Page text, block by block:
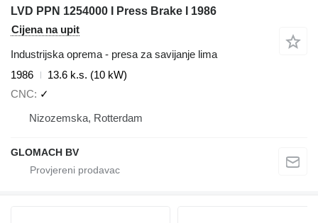
LVD PPN 1254000 I Press Brake I 1986
Cijena na upit
Industrijska oprema - presa za savijanje lima
1986
13.6 k.s. (10 kW)
CNC
✓
Nizozemska, Rotterdam
GLOMACH BV